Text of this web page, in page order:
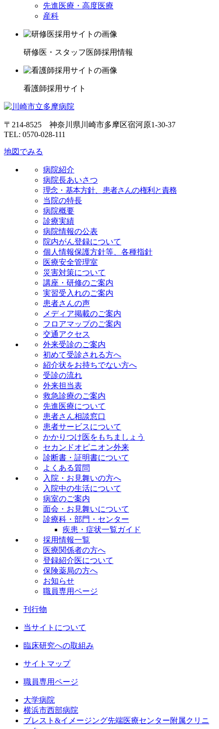
先進医療・高度医療
産科
研修医・スタッフ医師採用情報
看護師採用サイト
〒214-8525 神奈川県川崎市多摩区宿河原1-30-37
TEL: 0570-028-111
地図でみる
病院紹介
病院長あいさつ
理念・基本方針、患者さんの権利と責務
当院の特長
病院概要
診療実績
病院情報の公表
院内がん登録について
個人情報保護方針等、各種指針
医療安全管理室
災害対策について
講座・研修のご案内
実習受入れのご案内
患者さんの声
メディア掲載のご案内
フロアマップのご案内
交通アクセス
外来受診のご案内
初めて受診される方へ
紹介状をお持ちでない方へ
受診の流れ
外来担当表
救急診療のご案内
先進医療について
患者さん相談窓口
患者サービスについて
かかりつけ医をもちましょう
セカンドオピニオン外来
診断書・証明書について
よくある質問
入院・お見舞いの方へ
入院中の生活について
病室のご案内
面会・お見舞いについて
診療科・部門・センター
疾患・症状一覧ガイド
採用情報一覧
医療関係者の方へ
登録紹介医について
保険薬局の方へ
お知らせ
職員専用ページ
刊行物
当サイトについて
臨床研究への取組み
サイトマップ
職員専用ページ
大学病院
横浜市西部病院
ブレスト&イメージング先端医療センター附属クリニ